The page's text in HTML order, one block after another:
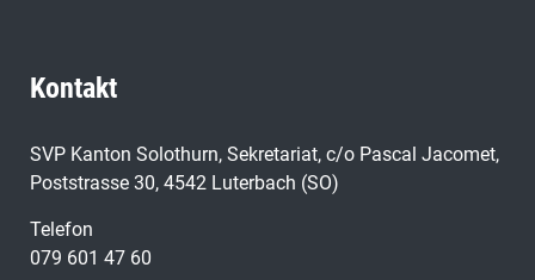
Kontakt
SVP Kanton Solothurn, Sekretariat, c/o Pascal Jacomet,
Poststrasse 30, 4542 Luterbach (SO)
Telefon
079 601 47 60